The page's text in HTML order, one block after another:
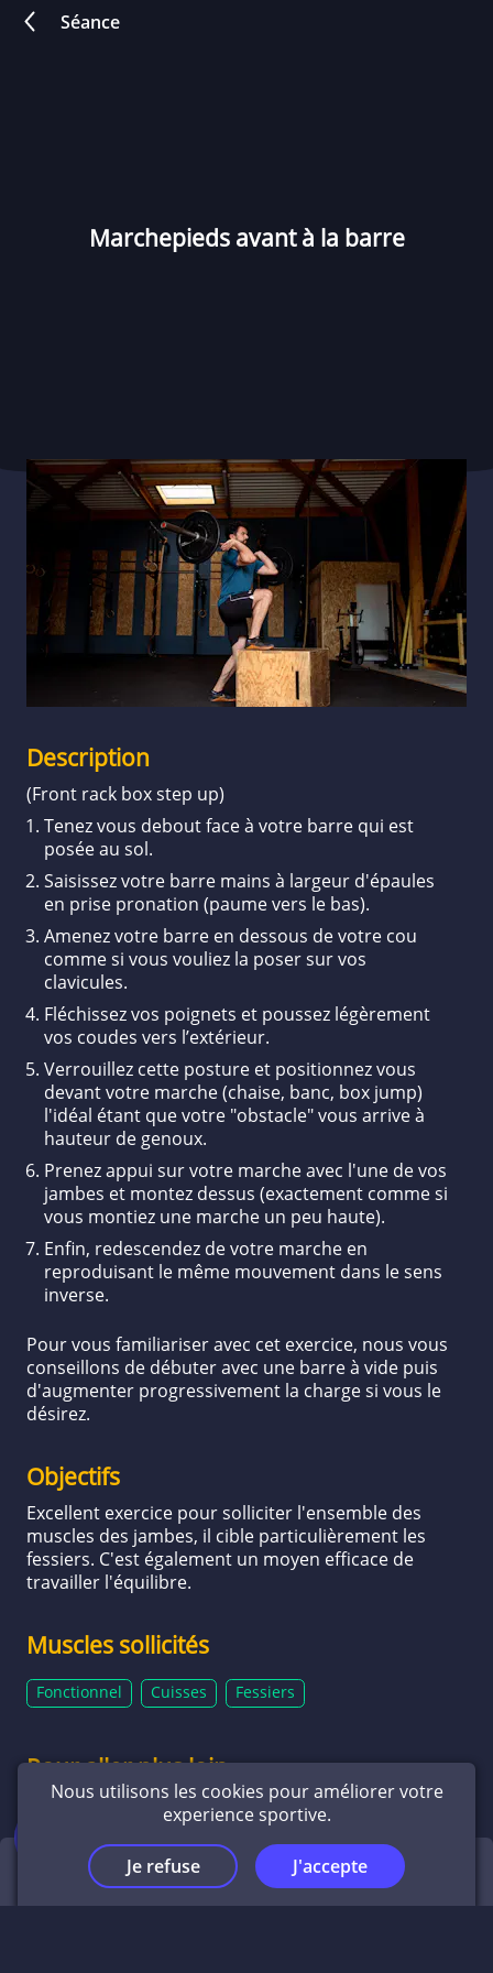
Séance
Marchepieds avant à la barre
Description
(Front rack box step up)
Tenez vous debout face à votre barre qui est
posée au sol.
Saisissez votre barre mains à largeur d'épaules
en prise pronation (paume vers le bas).
Amenez votre barre en dessous de votre cou
comme si vous vouliez la poser sur vos
clavicules.
Fléchissez vos poignets et poussez légèrement
vos coudes vers l’extérieur.
Verrouillez cette posture et positionnez vous
devant votre marche (chaise, banc, box jump)
l'idéal étant que votre "obstacle" vous arrive à
hauteur de genoux.
Prenez appui sur votre marche avec l'une de vos
jambes et montez dessus (exactement comme si
vous montiez une marche un peu haute).
Enfin, redescendez de votre marche en
reproduisant le même mouvement dans le sens
inverse.
Pour vous familiariser avec cet exercice, nous vous
conseillons de débuter avec une barre à vide puis
d'augmenter progressivement la charge si vous le
désirez.
Objectifs
Excellent exercice pour solliciter l'ensemble des
muscles des jambes, il cible particulièrement les
fessiers. C'est également un moyen efficace de
travailler l'équilibre.
Muscles sollicités
Fonctionnel Cuisses Fessiers
Pour aller plus loin
Fente avant droite
Séances Accueil Éditeur
Nous utilisons les cookies pour améliorer votre
experience sportive.
Je refuse J'accepte